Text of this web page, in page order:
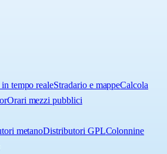
tempo realeStradario e mappeCalcola
Orari mezzi pubblici
metanoDistributori GPLColonnine